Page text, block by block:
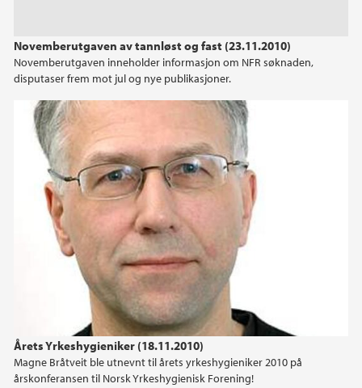
Novemberutgaven av tannløst og fast (23.11.2010)
Novemberutgaven inneholder informasjon om NFR søknaden,
disputaser frem mot jul og nye publikasjoner.
Årets Yrkeshygieniker (18.11.2010)
Magne Bråtveit ble utnevnt til årets yrkeshygieniker 2010 på
årskonferansen til Norsk Yrkeshygienisk Forening!
2023
2021
2020
2019
2018
2017
2016